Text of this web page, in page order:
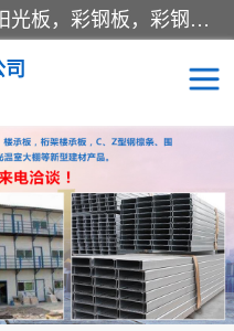
郑州鑫纵建材有限公司供应阳光板，彩钢板，彩钢钢构工程是一家集生产销售租赁安装于一体的企业，主要生产PC采光板，耐力板，仿古琉璃采光板，岩棉板、彩钢压型板、镀锌压型板、桁架楼承板，C、Z型钢檩条、围挡板、轻钢结构，阳光温室大棚等新型建材产品。公司旗下有多台移动式高空压瓦机租赁，承接全国各地业务，专业对外租赁各种型号压瓦机。
ASA合成树脂仿古瓦
FRP采光板
PC耐力板